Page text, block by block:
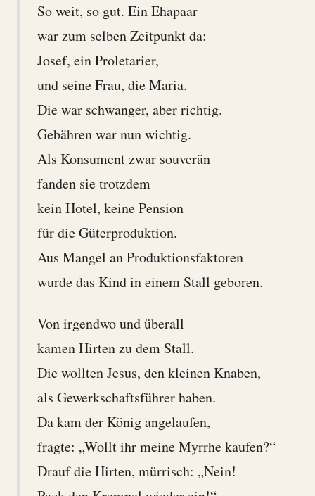
So weit, so gut. Ein Ehapaar
war zum selben Zeitpunkt da:
Josef, ein Proletarier,
und seine Frau, die Maria.
Die war schwanger, aber richtig.
Gebähren war nun wichtig.
Als Konsument zwar souverän
fanden sie trotzdem
kein Hotel, keine Pension
für die Güterproduktion.
Aus Mangel an Produktionsfaktoren
wurde das Kind in einem Stall geboren.
Von irgendwo und überall
kamen Hirten zu dem Stall.
Die wollten Jesus, den kleinen Knaben,
als Gewerkschaftsführer haben.
Da kam der König angelaufen,
fragte: „Wollt ihr meine Myrrhe kaufen?“
Drauf die Hirten, mürrisch: „Nein!